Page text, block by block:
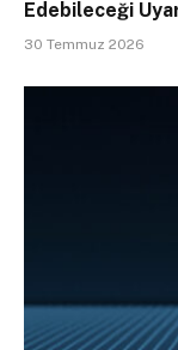
Edebileceği
30 Temmuz 2026